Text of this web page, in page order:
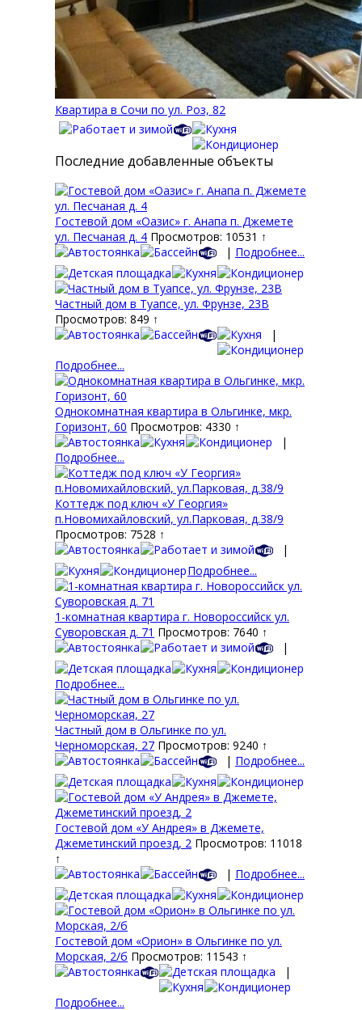
Квартира в Сочи по ул. Роз, 82
Последние добавленные объекты
Гостевой дом «Оазис» г. Анапа п. Джемете
ул. Песчаная д. 4 Просмотров: 10531 ↑
| Подробнее...
Частный дом в Туапсе, ул. Фрунзе, 23В
Просмотров: 849 ↑
|
Подробнее...
Однокомнатная квартира в Ольгинке, мкр.
Горизонт, 60 Просмотров: 4330 ↑
|
Подробнее...
Коттедж под ключ «У Георгия»
п.Новомихайловский, ул.Парковая, д.38/9
Просмотров: 7528 ↑
|
Подробнее...
1-комнатная квартира г. Новороссийск ул.
Суворовская д. 71 Просмотров: 7640 ↑
|
Подробнее...
Частный дом в Ольгинке по ул.
Черноморская, 27 Просмотров: 9240 ↑
| Подробнее...
Гостевой дом «У Андрея» в Джемете,
Джеметинский проезд, 2 Просмотров: 11018
↑
| Подробнее...
Гостевой дом «Орион» в Ольгинке по ул.
Морская, 2/б Просмотров: 11543 ↑
|
Подробнее...